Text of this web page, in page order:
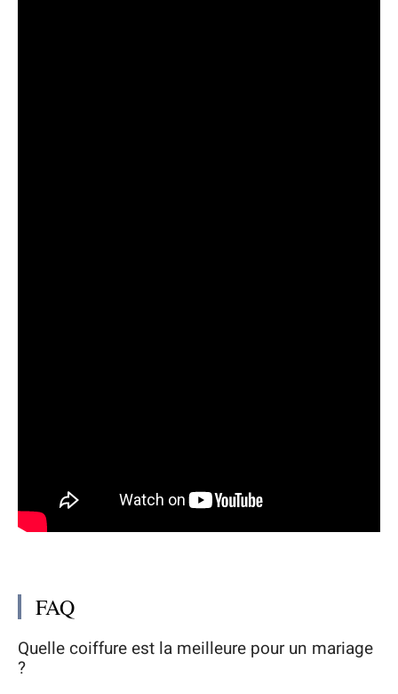
FAQ
Quelle coiffure est la meilleure pour un mariage
?